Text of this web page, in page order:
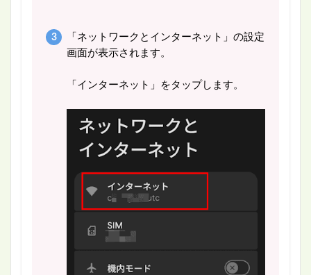
「ネットワークとインターネット」の設定
画面が表示されます。
「インターネット」をタップします。